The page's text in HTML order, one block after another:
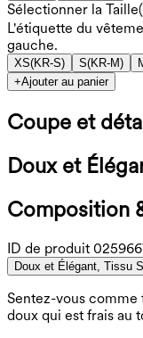
Sélectionner la Taille(
L'étiquette du
gauche.
XS(KR-S) S(KR-M)
+Ajouter au panier
Coupe et
Doux et
Composition
ID de produit
Doux et Élégant, Tissu
Sentez-vous comme
doux qui est frais au